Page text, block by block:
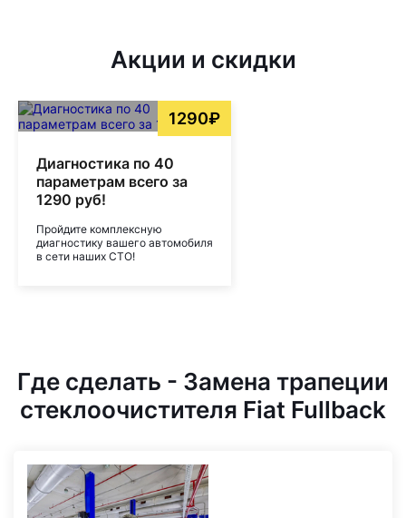
Акции и скидки
1290₽
Диагностика по 40
параметрам всего за
1290 руб!
Пройдите комплексную
диагностику вашего автомобиля
в сети наших СТО!
Где сделать - Замена трапеции
стеклоочистителя Fiat Fullback